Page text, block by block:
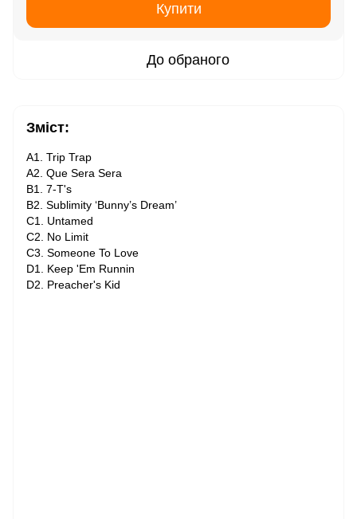
Купити
До обраного
Зміст:
A1. Trip Trap
A2. Que Sera Sera
B1. 7-T's
B2. Sublimity ‘Bunny’s Dream’
C1. Untamed
C2. No Limit
C3. Someone To Love
D1. Keep 'Em Runnin
D2. Preacher's Kid